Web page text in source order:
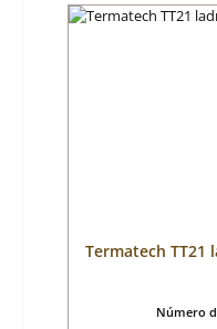
Termatech TT21
Número